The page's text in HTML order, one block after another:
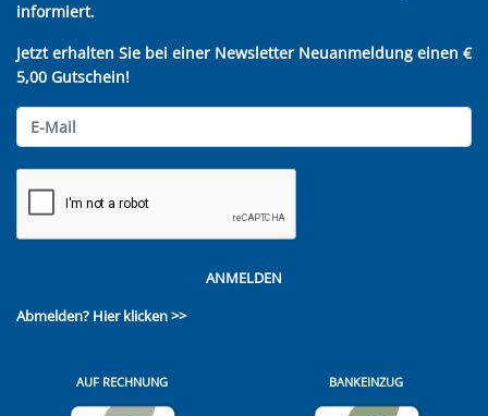
informiert.
Jetzt erhalten Sie bei einer Newsletter Neuanmeldung einen €
5,00 Gutschein!
ANMELDEN
Abmelden? Hier klicken >>
AUF RECHNUNG BANKEINZUG